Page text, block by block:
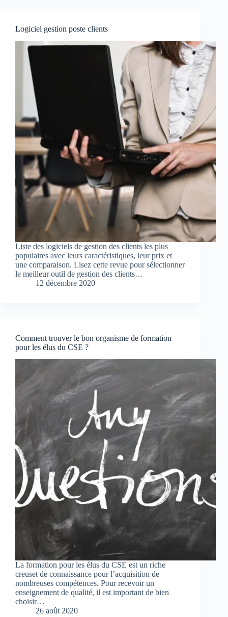
Logiciel gestion poste clients
Liste des logiciels de gestion des clients les plus
populaires avec leurs caractéristiques, leur prix et
une comparaison. Lisez cette revue pour sélectionner
le meilleur outil de gestion des clients…
12 décembre 2020
Comment trouver le bon organisme de formation
pour les élus du CSE ?
La formation pour les élus du CSE est un riche
creuset de connaissance pour l’acquisition de
nombreuses compétences. Pour recevoir un
enseignement de qualité, il est important de bien
choisir…
26 août 2020